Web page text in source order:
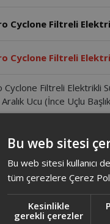
Cyclone Filtreli
Cyclone Filtreli
Filtreli Elektrikli
Ucu (İnce Uçlu
Cyclone Filtreli
Cyclone Filtreli
Cyclone Filtreli
Bu web sitesi
Bu web sitesi kullanıcı
tüm çerezlere Çerez
Kesinlikle
gerekli çerezler